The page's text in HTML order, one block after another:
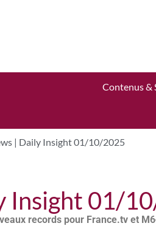
Contenus &
| Daily Insight 01/10/2025
Insight 01/
records pour France.tv et